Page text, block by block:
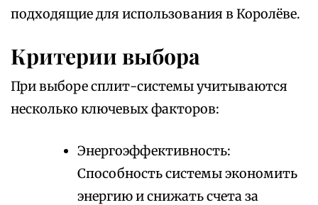
подходящие для использования в Королёве.
Критерии выбора
При выборе сплит-системы учитываются
несколько ключевых факторов:
Энергоэффективность:
Способность системы экономить
энергию и снижать счета за